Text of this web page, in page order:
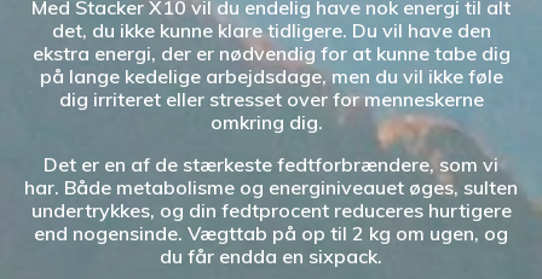
Med Stacker X10 vil du endelig have nok energi til alt
det, du ikke kunne klare tidligere. Du vil have den
ekstra energi, der er nødvendig for at kunne tabe dig
på lange kedelige arbejdsdage, men du vil ikke føle
dig irriteret eller stresset over for menneskerne
omkring dig.
Det er en af de stærkeste fedtforbrændere, som vi
har. Både metabolisme og energiniveauet øges, sulten
undertrykkes, og din fedtprocent reduceres hurtigere
end nogensinde. Vægttab på op til 2 kg om ugen, og
du får endda en sixpack.